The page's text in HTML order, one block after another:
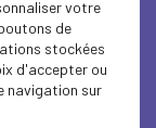
doivent
pèsent sur leur
pénale peut
financier que
votre
de
stockées
d'accepter ou
navigation sur